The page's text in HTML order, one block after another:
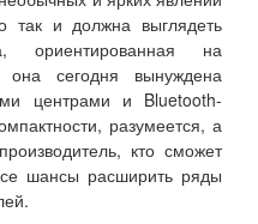
так и должна выглядеть
ориентированная на
сегодня вынуждена
центрами и Bluetooth-
разумеется, а
кто сможет
шансы расширить ряды